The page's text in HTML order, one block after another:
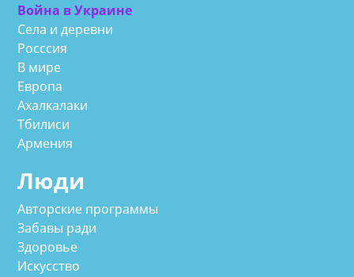
Война в Украине
Села и деревни
Росссия
В мире
Европа
Ахалкалаки
Тбилиси
Армения
Люди
Авторские программы
Забавы ради
Здоровье
Искусство